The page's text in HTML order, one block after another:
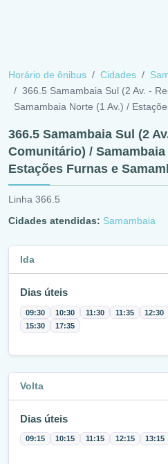
Horário de ônibus Cidades
366.5 Samambaia Sul (2 Av. -
Samambaia Norte (1 Av.) /
366.5 Samambaia Sul (2
Comunitário) / Samambaia
Estações Furnas e
Linha 366.5
Cidades atendidas: Samambaia
Ida
Dias úteis
09:30 10:30 11:30 11:35 12:30
15:30
17:35
Volta
Dias úteis
09:15 10:15 11:15 12:15 13:15